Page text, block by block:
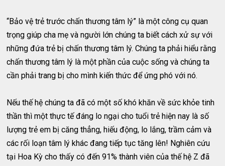
“Bảo vệ trẻ trước chấn thương tâm lý” là một công cụ quan
trọng giúp cha mẹ và người lớn chúng ta biết cách xử sự với
những đứa trẻ bị chấn thương tâm lý. Chúng ta phải hiểu rằng
chấn thương tâm lý là một phần của cuộc sống và chúng ta
cần phải trang bị cho mình kiến thức để ứng phó với nó.
Nếu thế hệ chúng ta đã có một số khó khăn về sức khỏe tinh
thần thì một thực tế đáng lo ngại cho tuổi trẻ hiện nay là số
lượng trẻ em bị căng thẳng, hiếu động, lo lắng, trầm cảm và
các rối loạn tâm lý khác đang tiếp tục tăng lên! Nghiên cứu
tại Hoa Kỳ cho thấy có đến 91% thành viên của thế hệ Z đã